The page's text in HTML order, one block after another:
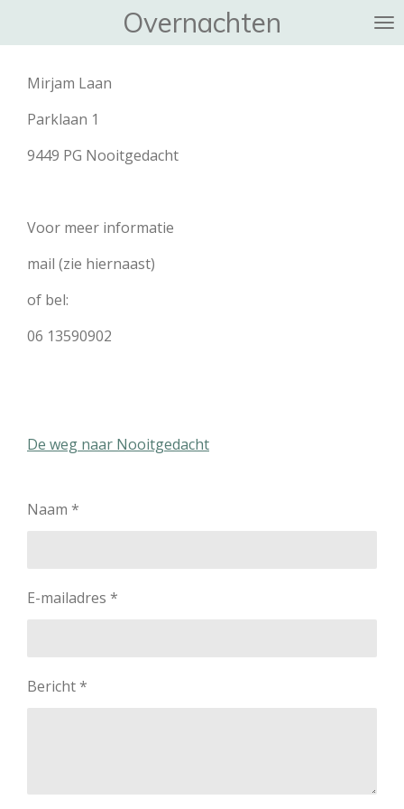
Overnachten
Mirjam Laan
Parklaan 1
9449 PG Nooitgedacht
Voor meer informatie
mail (zie hiernaast)
of bel:
06 13590902
De weg naar Nooitgedacht
Naam *
E-mailadres *
Bericht *